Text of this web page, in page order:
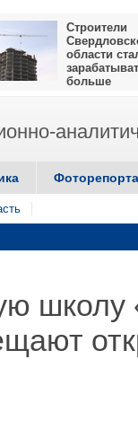
Строители
области
больше
школу